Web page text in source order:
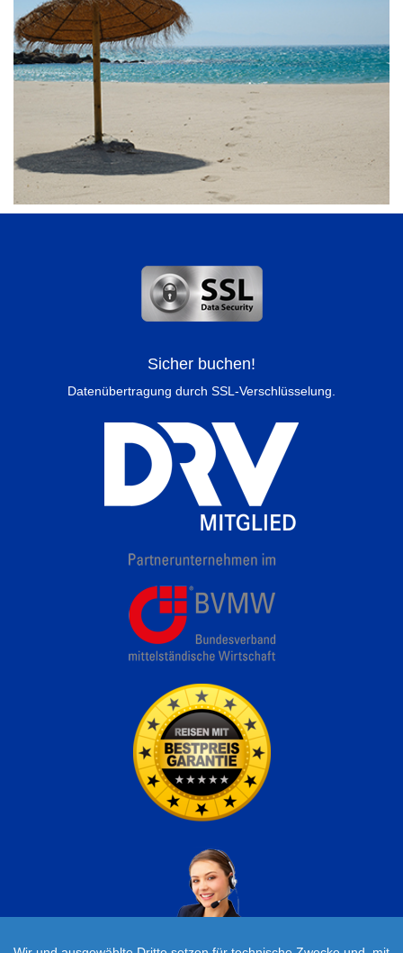
Sicher buchen!
Datenübertragung durch SSL-Verschlüsselung.